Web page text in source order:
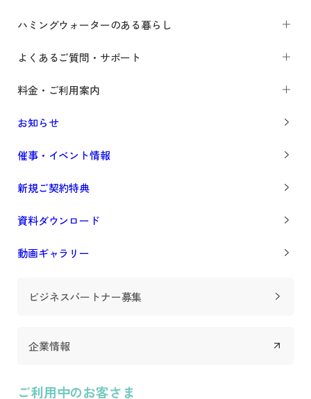
ハミングウォーターのある暮らし
よくあるご質問・サポート
料金・ご利用案内
お知らせ
催事・イベント情報
新規ご契約特典
資料ダウンロード
動画ギャラリー
ビジネスパートナー募集
企業情報
ご利用中のお客さま